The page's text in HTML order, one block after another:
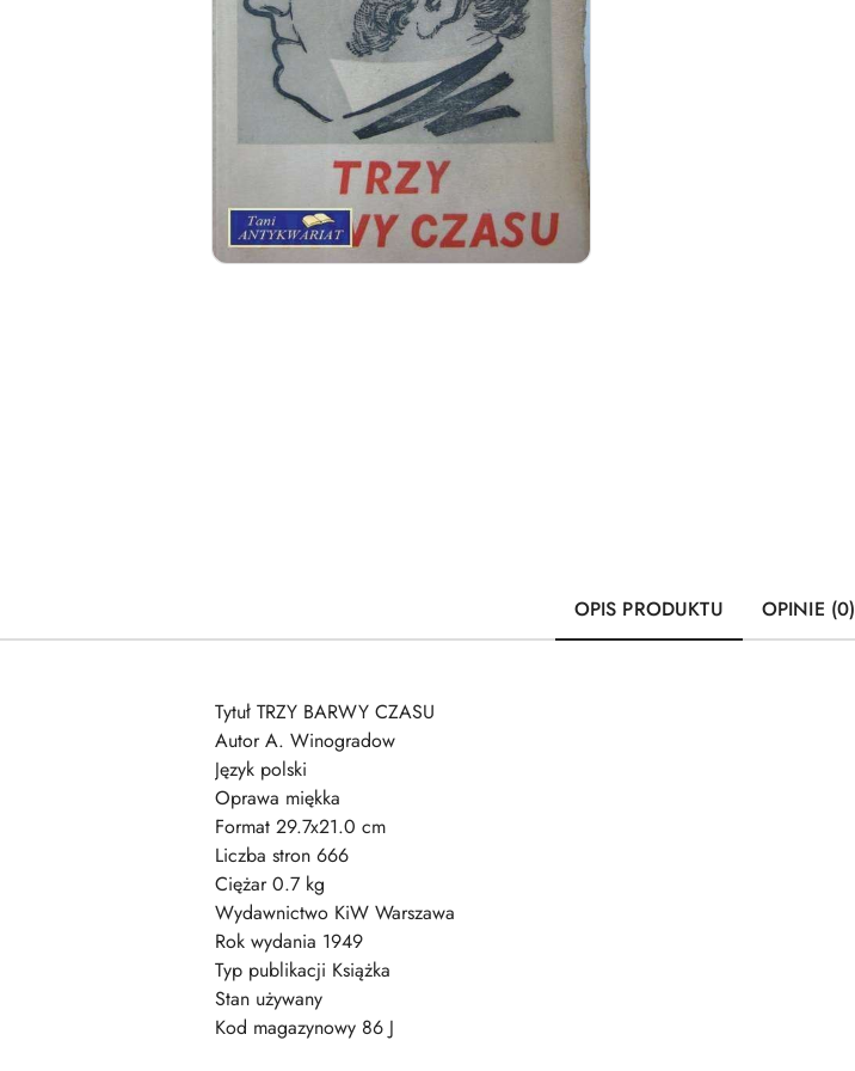
OPIS PRODUKTU OPINIE (0)
Tytuł TRZY BARWY CZASU
Autor A. Winogradow
Język polski
Oprawa miękka
Format 29.7x21.0 cm
Liczba stron 666
Ciężar 0.7 kg
Wydawnictwo KiW Warszawa
Rok wydania 1949
Typ publikacji Książka
Stan używany
Kod magazynowy 86 J